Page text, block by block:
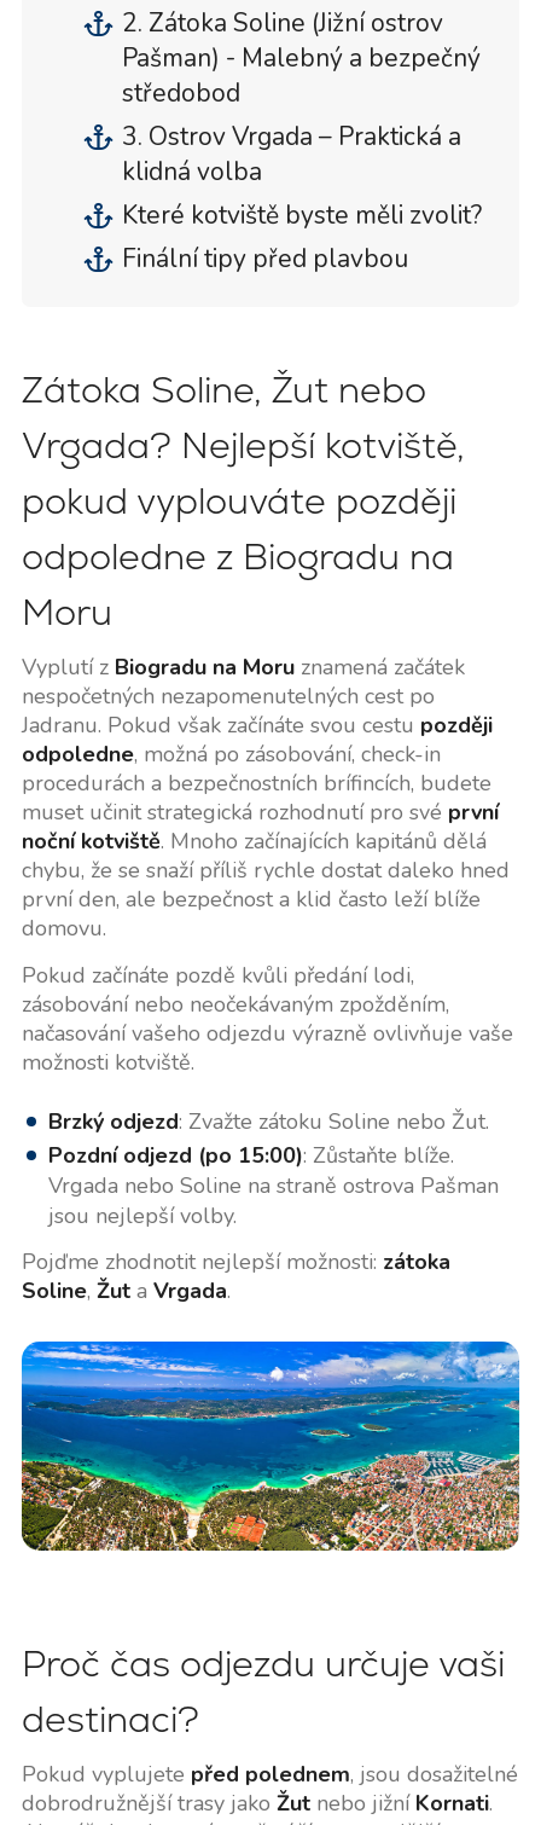
2. Zátoka Soline (Jižní ostrov
Pašman) - Malebný a bezpečný
středobod
3. Ostrov Vrgada – Praktická a
klidná volba
Které kotviště byste měli zvolit?
Finální tipy před plavbou
Zátoka Soline, Žut nebo
Vrgada? Nejlepší kotviště,
pokud vyplouváte později
odpoledne z Biogradu na
Moru
Vyplutí z Biogradu na Moruznamená začátek
nespočetných nezapomenutelných cest po
Jadranu. Pokud však začínáte svou cestu později
odpoledne, možná po zásobování, check-in
procedurách a bezpečnostních brífincích, budete
muset učinit strategická rozhodnutí pro své první
noční kotviště. Mnoho začínajících kapitánů dělá
chybu, že se snaží příliš rychle dostat daleko hned
první den, ale bezpečnost a klid často leží blíže
domovu.
Pokud začínáte pozdě kvůli předání lodi,
zásobování nebo neočekávaným zpožděním,
načasování vašeho odjezdu výrazně ovlivňuje vaše
možnosti kotviště.
Brzký odjezd: Zvažte zátoku Soline nebo Žut.
Pozdní odjezd (po 15:00): Zůstaňte blíže.
Vrgada nebo Soline na straně ostrova Pašman
jsou nejlepší volby.
Pojďme zhodnotit nejlepší možnosti: zátoka
Soline, Žuta Vrgada.
Proč čas odjezdu určuje vaši
destinaci?
Pokud vyplujete před polednem, jsou dosažitelné
dobrodružnější trasy jako Žutnebo jižní Kornati.